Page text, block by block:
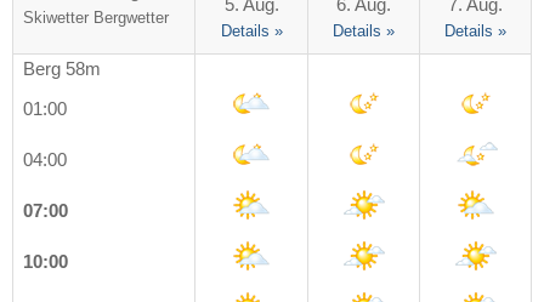
Skiwetter Bergwetter
5. Aug.
Details »
6. Aug.
Details »
7. Aug.
Details »
Berg 58m
01:00
04:00
07:00
10:00